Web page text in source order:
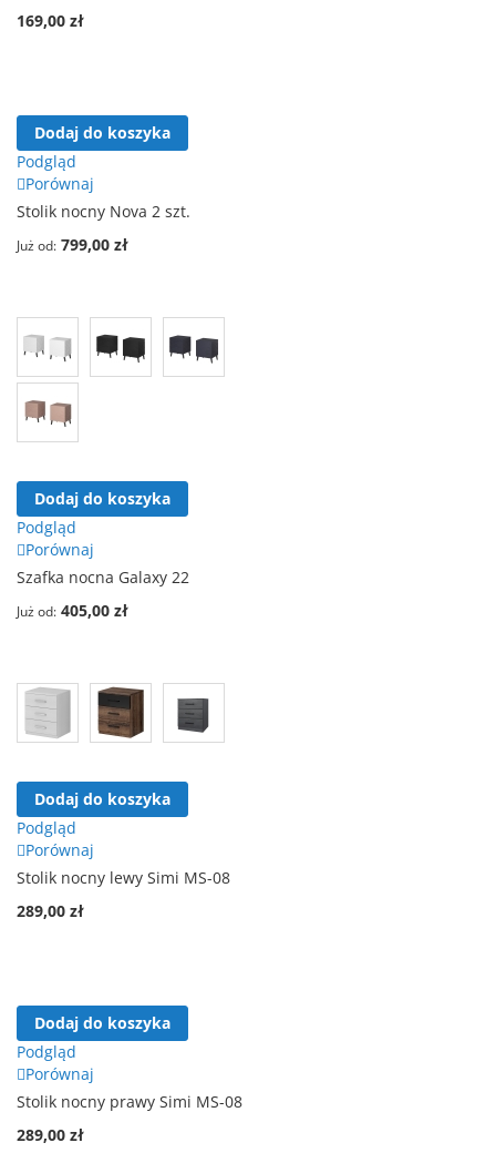
169,00 zł
Dodaj do koszyka
Podgląd
Porównaj
Stolik nocny Nova 2 szt.
Już od 799,00 zł
Dodaj do koszyka
Podgląd
Porównaj
Szafka nocna Galaxy 22
Już od 405,00 zł
Dodaj do koszyka
Podgląd
Porównaj
Stolik nocny lewy Simi MS-08
289,00 zł
Dodaj do koszyka
Podgląd
Porównaj
Stolik nocny prawy Simi MS-08
289,00 zł